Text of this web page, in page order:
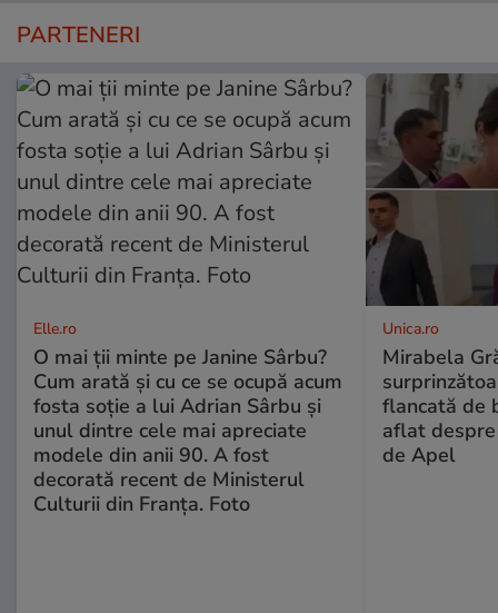
PARTENERI
Elle.ro
O mai ții minte pe Janine Sârbu?
Cum arată și cu ce se ocupă acum
fosta soție a lui Adrian Sârbu și
unul dintre cele mai apreciate
modele din anii 90. A fost
decorată recent de Ministerul
Culturii din Franța. Foto
Unica.ro
Mirabela
flancată de
aflat
de Apel